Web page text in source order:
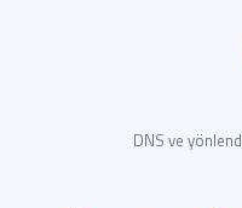
DNS ve